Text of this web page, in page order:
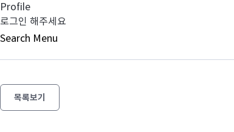
Profile
로그인 해주세요
Search Menu
다음글
목록보기